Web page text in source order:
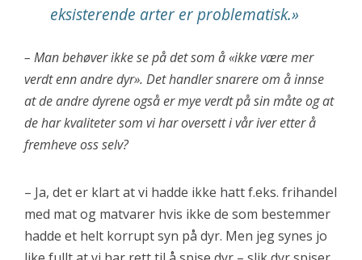
eksisterende arter er problematisk.»
– Man behøver ikke se på det som å «ikke være mer
verdt enn andre dyr». Det handler snarere om å innse
at de andre dyrene også er mye verdt på sin måte og at
de har kvaliteter som vi har oversett i vår iver etter å
fremheve oss selv?
– Ja, det er klart at vi hadde ikke hatt f.eks. frihandel
med mat og matvarer hvis ikke de som bestemmer
hadde et helt korrupt syn på dyr. Men jeg synes jo